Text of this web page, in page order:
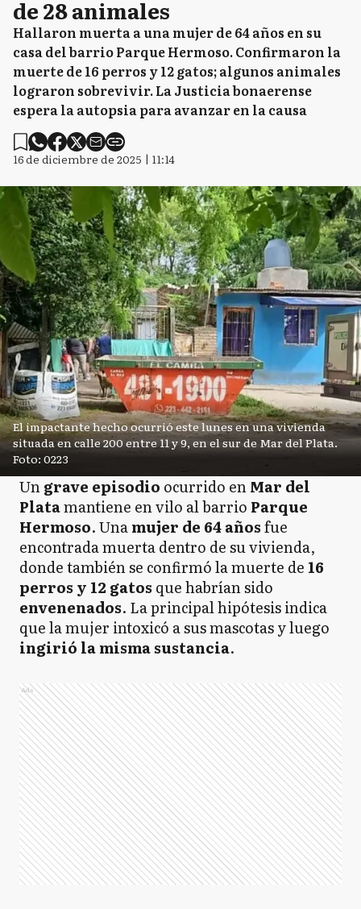
de 28 animales
Hallaron muerta a una mujer de 64 años en su
casa del barrio Parque Hermoso. Confirmaron la
muerte de 16 perros y 12 gatos; algunos animales
lograron sobrevivir. La Justicia bonaerense
espera la autopsia para avanzar en la causa
16 de diciembre de 2025 | 11:14
El impactante hecho ocurrió este lunes en una vivienda
situada en calle 200 entre 11 y 9, en el sur de Mar del Plata.
Foto: 0223
Ungrave episodio ocurrido enMar del
Platamantiene en vilo al barrio Parque
Hermoso. Unamujer de 64 añosfue
encontrada muerta dentro de su vivienda,
donde también se confirmó la muerte de 16
perros y 12 gatos que habrían sido
envenenados. La principal hipótesis indica
que la mujer intoxicó a sus mascotas y luego
ingirió la misma sustancia.
Ads